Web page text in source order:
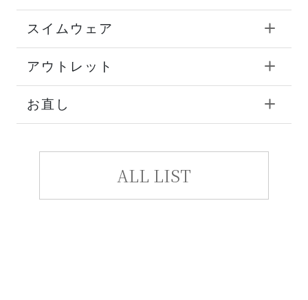
スイムウェア
アウトレット
お直し
ALL LIST